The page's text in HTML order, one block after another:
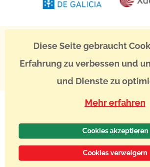
Datenschutzerklärung
des Amis de Saint-Jacques de Compostelle-
Alle Rechte vorbehalten.
Diese Seite gebraucht
Erfahrung zu verbessen und
und Dienste zu
Mehr erfahren
Cookies akzeptieren
Cookies verweigern